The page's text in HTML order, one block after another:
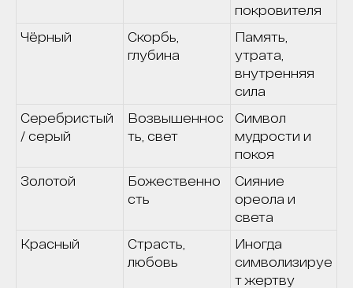
покровителя
Чёрный
Скорбь,
глубина
Память,
утрата,
внутренняя
сила
Серебристый
/ серый
Возвышеннос
ть, свет
Символ
мудрости и
покоя
Золотой
Божественно
сть
Сияние
ореола и
света
Красный
Страсть,
любовь
Иногда
символизируе
т жертву